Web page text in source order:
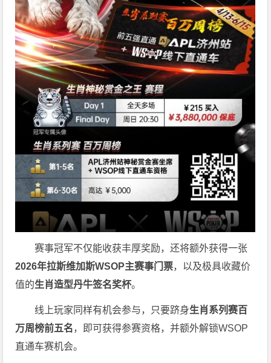
赛事冠军不仅能收获丰厚奖励，还将额外获得一张
2026年拉斯维加斯WSOP主赛事门票，以及极具收藏价
值的生肖造型丹牛签名奖杯。
线上玩家同样有机会参与，只要跻身生肖系列赛百
万周榜前五名，即可获得参赛资格，并额外解锁WSOP
直通车赛机会。